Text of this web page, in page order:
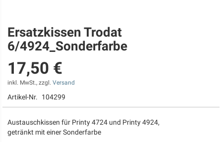
Zum
Anfang
der
springen
Ersatzkissen Trodat
6/4924_Sonderfarbe
17,50 €
inkl. MwSt., zzgl. Versand
Artikel-Nr. 104299
Austauschkissen für Printy 4724 und Printy 4924,
getränkt mit einer Sonderfarbe